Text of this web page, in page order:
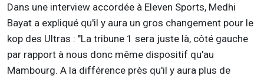
Dans une interview accordée à Eleven Sports, Medhi
Bayat a expliqué qu'il y aura un gros changement pour le
kop des Ultras : "La tribune 1 sera juste là, côté gauche
par rapport à nous donc même dispositif qu'au
Mambourg. A la différence près qu'il y aura plus de